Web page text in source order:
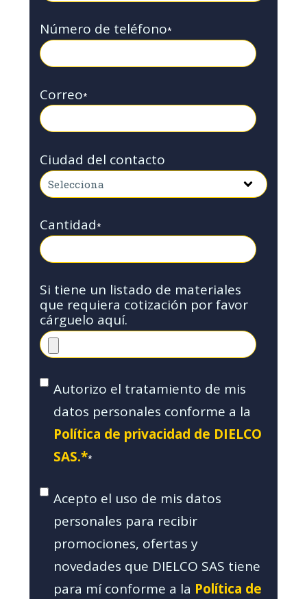
Número de teléfono*
Correo*
Ciudad del contacto
Cantidad*
Si tiene un listado de materiales
que requiera cotización por favor
cárguelo aquí.
Autorizo el tratamiento de mis
datos personales conforme a la
Política de privacidad de DIELCO
SAS.**
Acepto el uso de mis datos
personales para recibir
promociones, ofertas y
novedades que DIELCO SAS tiene
para mí conforme a la Política de